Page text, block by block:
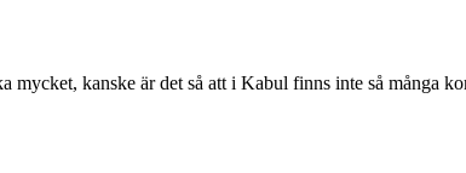
kanske är det så att i Kabul finns inte så många